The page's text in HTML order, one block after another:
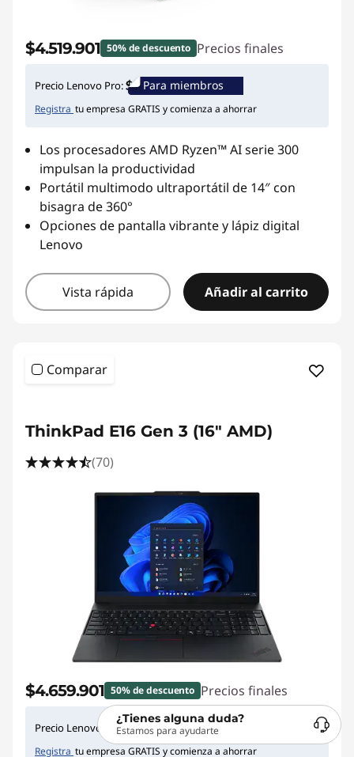
$4.519.901 50% de descuento Precios finales
Precio Lenovo Pro: Para miembros
Registra tu empresa GRATIS y comienza a ahorrar
Los procesadores AMD Ryzen™ AI serie 300
impulsan la productividad
Portátil multimodo ultraportátil de 14″ con
bisagra de 360°
Opciones de pantalla vibrante y lápiz digital
Lenovo
Vista rápida Añadir al carrito
Comparar
ThinkPad E16 Gen 3 (16" AMD)
(70)
$4.659.901 50% de descuento Precios finales
Precio Lenovo Pro: Para miembros
Registra tu empresa GRATIS y comienza a ahorrar
¿Tienes alguna duda?
Estamos para ayudarte